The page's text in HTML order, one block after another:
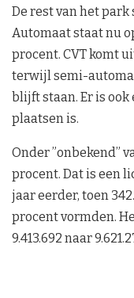
De rest van het
Automaat staat nu op
procent. CVT komt
terwijl semi-
blijft staan. Er is
plaatsen is.
Onder ”onbekend”
procent. Dat is een
jaar eerder, toen
procent vormden.
9.413.692 naar